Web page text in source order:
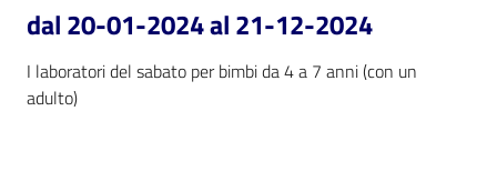
Scopri
i
dal 20-01-2024 al 21-12-2024
I laboratori del sabato per bimbi da 4 a 7 anni (con un
adulto)